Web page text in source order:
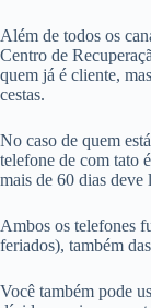
Além de todos os
Centro de
quem já é cliente,
cestas.
No caso de quem
telefone de com tato
mais de 60 dias
Ambos os telefones
feriados), também
Você também pode